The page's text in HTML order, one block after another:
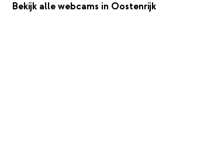
Bekijk alle webcams in Oostenrijk